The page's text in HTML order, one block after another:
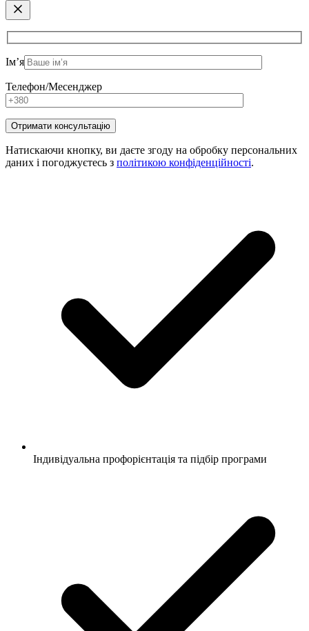
Ім’я
Телефон/Месенджер
Натискаючи кнопку, ви даєте згоду на обробку персональних
даних і погоджуєтесь з політикою конфіденційності.
Індивідуальна профорієнтація та підбір програми